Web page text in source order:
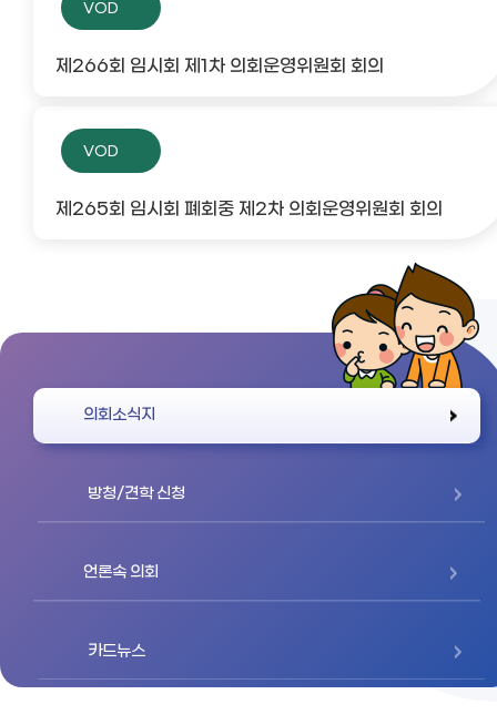
VOD
제266회 임시회 제1차 의회운영위원회 회의
VOD
제265회 임시회 폐회중 제2차 의회운영위원회 회의
의회소식지
방청/견학 신청
언론속 의회
카드뉴스